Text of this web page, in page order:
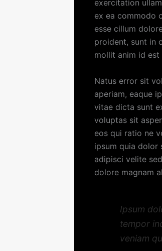
exercitation
ex ea commodo
esse cillum
proident, sunt in
mollit anim id est
Natus error sit
aperiam, eaque
vitae dicta sunt
voluptas sit
eos qui ratio ne
ipsum quia dolor
adipisci velite
dolore magnam
Ipsum
tempor
veniam